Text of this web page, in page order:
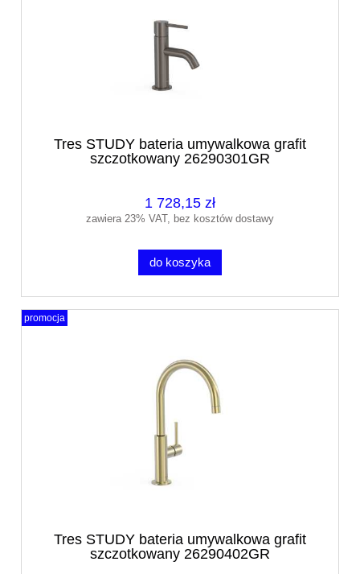
Tres STUDY bateria umywalkowa grafit
szczotkowany 26290301GR
1 728,15 zł
zawiera 23% VAT, bez kosztów dostawy
do koszyka
Tres STUDY bateria umywalkowa grafit
szczotkowany 26290402GR
promocja